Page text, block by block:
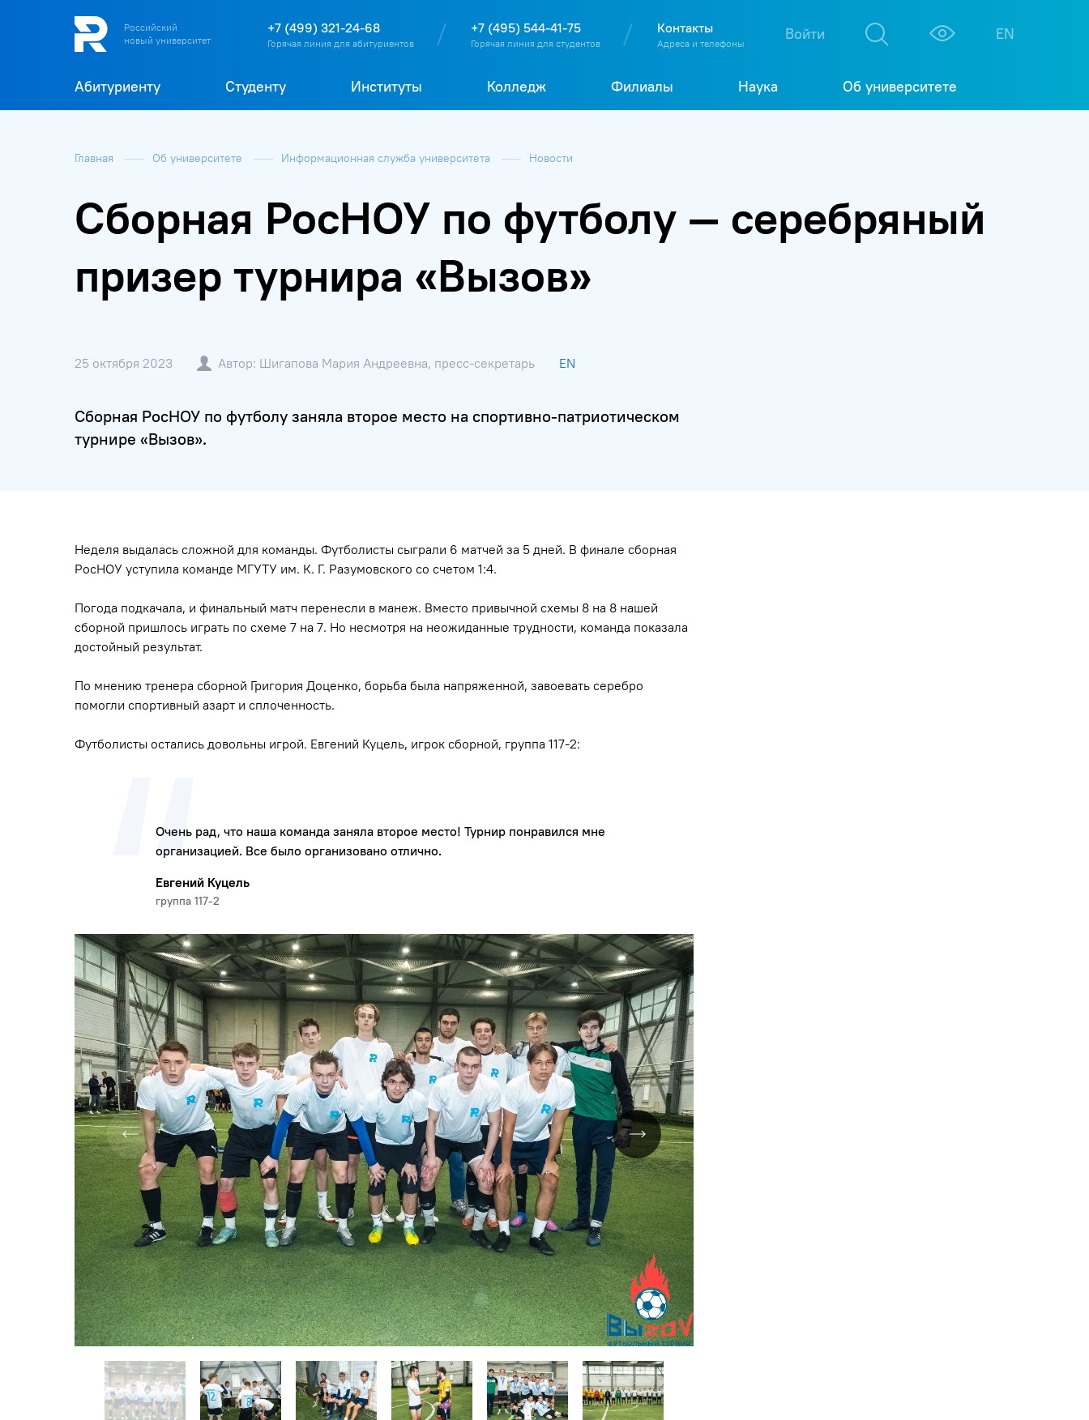
О Т
Российский
новый университет
+7 (499) 321-24-68
Горячая линия для абитуриентов
+7 (495) 544-41-75
Горячая линия для студентов
Контакты
Адреса и телефоны
Войти EN
Абитуриенту Студенту Институты Колледж Филиалы Наука Об университете
Главная Об университете Информационная служба университета Новости
Сборная РосНОУ по футболу — серебряный
призер турнира «Вызов»
25 октября 2023 Автор: Шигапова Мария Андреевна, пресс-секретарь EN
Сборная РосНОУ по футболу заняла второе место на спортивно-патриотическом
турнире «Вызов».
Неделя выдалась сложной для команды. Футболисты сыграли 6 матчей за 5 дней. В финале сборная
РосНОУ уступила команде МГУТУ им. К. Г. Разумовского со счетом 1:4.
Погода подкачала, и финальный матч перенесли в манеж. Вместо привычной схемы 8 на 8 нашей
сборной пришлось играть по схеме 7 на 7. Но несмотря на неожиданные трудности, команда показала
достойный результат.
По мнению тренера сборной Григория Доценко, борьба была напряженной, завоевать серебро
помогли спортивный азарт и сплоченность.
Футболисты остались довольны игрой. Евгений Куцель, игрок сборной, группа 117-2:
Очень рад, что наша команда заняла второе место! Турнир понравился мне
организацией. Все было организовано отлично.
Евгений Куцель
группа 117-2